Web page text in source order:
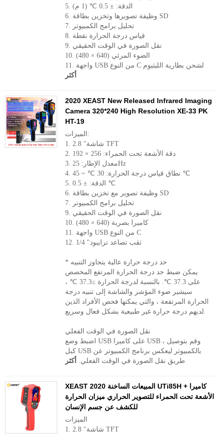
5. الدقة: ± 0.5 ℃ (1 م)
6. وظيفة تصويرها وتخزين بطاقة SD
7. تحليل برامج الكمبيوتر
8. قياس درجة الحرارة نقطة
9. نقل الصورة في الوقت الحقيقي
10. الضوء المرئي (640 × 480)
11. واجهة USB من النوع C لشحن بطارية الليثيوم
أكثر
2020 XEAST New Released Infrared Imaging
Camera 320*240 High Resolution XE-33 PK
HT-19
الميزات:
1. 2.8 "شاشة TFT
2. دقة الأشعة تحت الحمراء: 256 × 192
3. معدل الإطار: 25Hz
4. نطاق قياس درجة الحرارة: 30 ℃ ~ 45 ℃
5. الدقة: ± 0.5 ℃
6. وظيفة تصوير مع تخزين بطاقة SD
7. تحليل برامج الكمبيوتر
9. نقل الصورة في الوقت الحقيقي
10. كاميرا بصرية (640 × 480)
11. واجهة USB من النوع C
12. 1/4 "ثقب تصاعد ترايبود
* حد درجة حرارة عالية يتجاوز التنبيه
يمكن ضبط حد درجة الحرارة المرتفع المخصص
على 37.3 ℃. بالنسبة لدرجة الحرارة ≥37.3 ℃ ،
سيشير ضوء المؤشر والشاشة إلى تنبيه درجة
الحرارة المرتفعة ، والتي يمكنها فحص الأفراد الذين
لديهم درجة حرارة غير طبيعية بشكل فعال وسريع.
نقل الصورة في الوقت الفعلي
اضبط وضع USB على كاميرا USB ، وقم بتوصيل
كبل USB بالكمبيوتر ليعكس برنامج الكمبيوتر عن
طريق نقل الصورة في الوقت الفعلي. أكثر
XEAST 2020 المبيعات الساخنة UTi85H + كاميرا
الأشعة تحت الحمراء للتصوير الحراري ميزان الحرارة
للكشف عن جسم الإنسان
الميزات
1. 2.8 "شاشة TFT